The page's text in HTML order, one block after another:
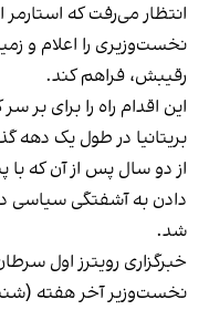
انتظار می‌رفت که
نخست‌وزیری را اعلام و
رقیبش، فراهم کند.
این اقدام راه را برای
بریتانیا در طول یک دهه
از دو سال پس از آن که با
دادن به آشفتگی سیاسی در
شد.
خبرگزاری رویترز اول